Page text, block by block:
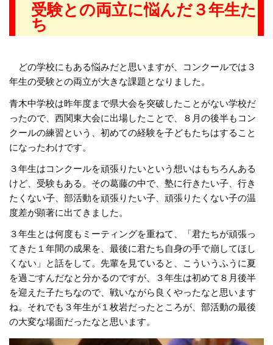
受験との両立に悩んだ３年生た
ち
どの学校にもある悩みだと思いますが、コンクールでは３
年生の受験との両立が大きな課題となりました。
青木中学校は昨年度まで県大会を突破したことがない学校だ
ったので、西関東大会に出場したことで、８月の後半もコン
クールの練習という、初めての経験を子どもたちはすること
になったわけです。
３年生はコンクールを頑張りたいという想いはもちろんある
けど、受験もある。その葛藤の中で、塾に行きたい子、行き
たくない子、部活動を頑張りたい子、頑張りたくない子の温
度差が顕著に出てきました。
３年生とは何度もミーティングを重ねて、「君たちが頑張っ
てきた１年間の成果を、最後に君たち自身の手で崩してほし
くない」と話をして。先輩を見ていると、こういうふうに夏
を過ごすんだなと分かるのですが、３年生は初めて８月後半
を迎えた子たちなので、戦いながら良くやったなと思います
ね。それでも３年生が１枚岩だったところが、部活動の最後
の大変な場面だったなと思います。